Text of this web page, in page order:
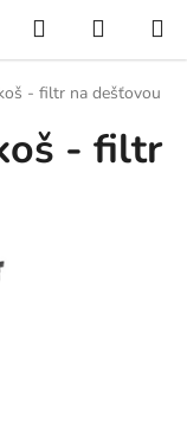
Hledat
KOŠÍK
- filtr na dešťovou
- filtr